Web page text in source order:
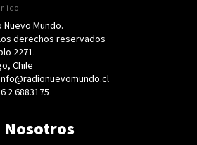
Mundo.
derechos reservados
2271.
Chile
2 6883175
Nosotros